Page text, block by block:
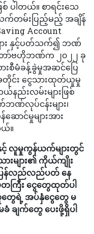
ပါတယ်။ စာရင်းသေ
သက်တမ်းပြည့်မည့် အချိန်
Account
ျား နှင့်ပတ်သက်၍ ဘဏ်
တော်ဗဟိုဘဏ်က ၂၀၂၂ ခု
စီမံခန့်ခွဲမှုအဆင်ပြေ
င်း ငွေသားထုတ်ယူမှု
နည်းလမ်းများဖြစ်
ဏ်လုပ်ငန်းများ၊
ောင်မှုများအား
။
နှင့် လူမှုကွန်ယက်များတွင်
းများ၏ ကိုယ်ကျိုး
န်ပြန်လည်လည်ပတ် နေ
ကြီး ငွေတွေထုတ်ပါ
ေရဲ့ အပ်နှံငွေတွေ မ
ျက်တွေ ပေးဖို့ရှိပါ